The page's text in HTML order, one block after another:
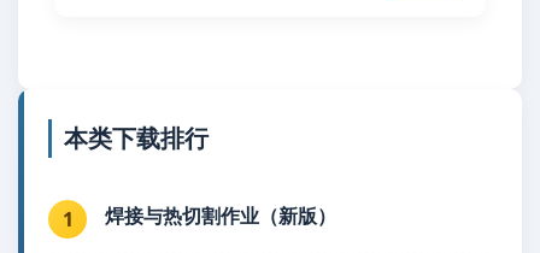
本类下载排行
1 焊接与热切割作业（新版）